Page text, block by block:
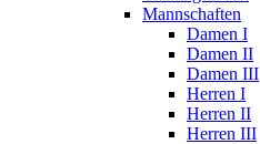
Mannschaften
Damen I
Damen II
Damen III
Herren I
Herren II
Herren III